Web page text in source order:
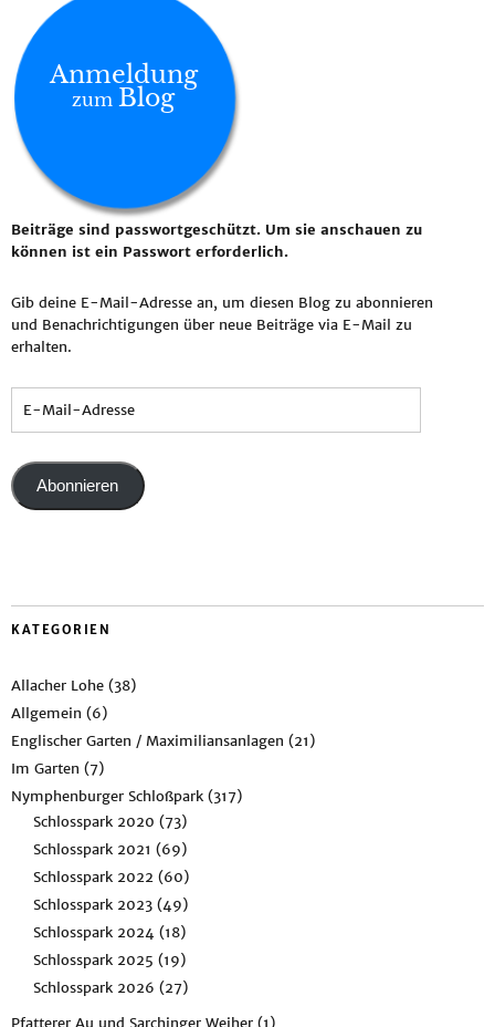
Anmeldung
zum Blog
Beiträge sind passwortgeschützt. Um sie anschauen zu
können ist ein Passwort erforderlich.
Gib deine E-Mail-Adresse an, um diesen Blog zu abonnieren
und Benachrichtigungen über neue Beiträge via E-Mail zu
erhalten.
Abonnieren
KATEGORIEN
Allacher Lohe (38)
Allgemein (6)
Englischer Garten / Maximiliansanlagen (21)
Im Garten (7)
Nymphenburger Schloßpark (317)
Schlosspark 2020 (73)
Schlosspark 2021 (69)
Schlosspark 2022 (60)
Schlosspark 2023 (49)
Schlosspark 2024 (18)
Schlosspark 2025 (19)
Schlosspark 2026 (27)
Pfatterer Au und Sarchinger Weiher (1)